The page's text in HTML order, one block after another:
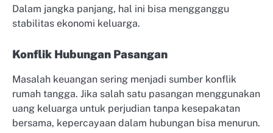
Dalam jangka panjang, hal ini bisa mengganggu
stabilitas ekonomi keluarga.
Konflik Hubungan Pasangan
Masalah keuangan sering menjadi sumber konflik
rumah tangga. Jika salah satu pasangan menggunakan
uang keluarga untuk perjudian tanpa kesepakatan
bersama, kepercayaan dalam hubungan bisa menurun.